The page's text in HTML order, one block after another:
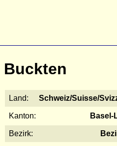
Buckten
Land: Schweiz/Suisse/
Kanton: Basel-
Bezirk: